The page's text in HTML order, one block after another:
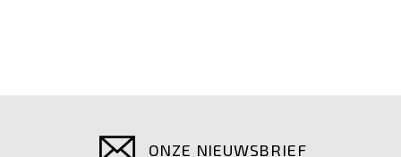
ONZE NIEUWSBRIEF